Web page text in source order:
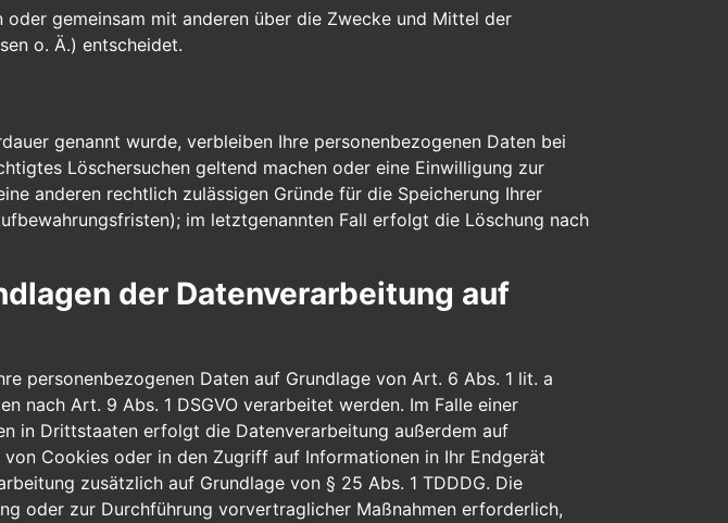
gemeinsam mit anderen über die Zwecke und Mittel der
o. Ä.) entscheidet.
genannt wurde, verbleiben Ihre personenbezogenen Daten bei
Löschersuchen geltend machen oder eine Einwilligung zur
anderen rechtlich zulässigen Gründe für die Speicherung Ihrer
im letztgenannten Fall erfolgt die Löschung nach
der Datenverarbeitung auf
personenbezogenen Daten auf Grundlage von Art. 6 Abs. 1 lit. a
nach Art. 9 Abs. 1 DSGVO verarbeitet werden. Im Falle einer
in Drittstaaten erfolgt die Datenverarbeitung außerdem auf
Cookies oder in den Zugriff auf Informationen in Ihr Endgerät
zusätzlich auf Grundlage von § 25 Abs. 1 TDDDG. Die
oder zur Durchführung vorvertraglicher Maßnahmen erforderlich,